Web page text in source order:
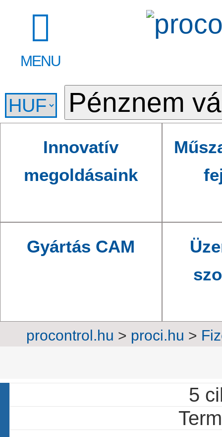
MENU
Innovatív
megoldásaink
Gyártás CAM
procontrol.hu > proci.hu >
5